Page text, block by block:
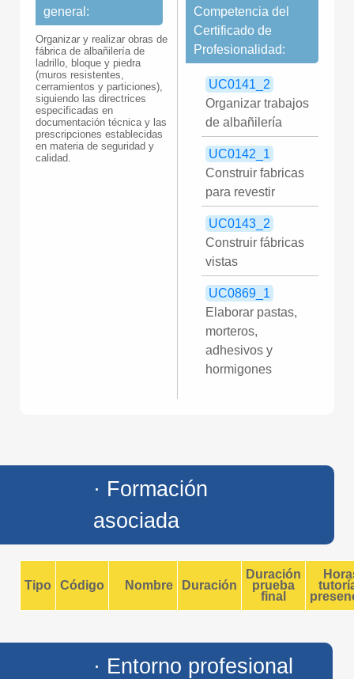
general:
Organizar y realizar obras de
fábrica de albañilería de
ladrillo, bloque y piedra
(muros resistentes,
cerramientos y particiones),
siguiendo las directrices
especificadas en
documentación técnica y las
prescripciones establecidas
en materia de seguridad y
calidad.
Competencia del
Certificado de
Profesionalidad:
UC0141_2
Organizar trabajos
de albañilería
UC0142_1
Construir fabricas
para revestir
UC0143_2
Construir fábricas
vistas
UC0869_1
Elaborar pastas,
morteros,
adhesivos y
hormigones
· Formación
asociada
Tipo Código Nombre Duración
Duración
prueba
final
· Entorno profesional